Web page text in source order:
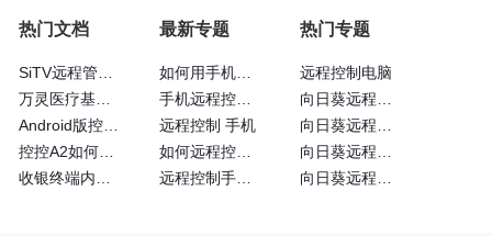
热门文档
SiTV远程管理维护户外广告屏大法—向日葵
万灵医疗基于向日葵的眼科远程诊断系统
Android版控制端常见问题
控控A2如何通过4G网卡上网
收银终端内嵌向日葵实现远程运维
最新专题
如何用手机远程控制手机
手机远程控制手机方法
远程控制 手机
如何远程控制苹果手机
远程控制手机的方法
热门专题
远程控制电脑
向日葵远程控制免费
向日葵远程控制安卓版
向日葵远程控制黑屏
向日葵远程客户端